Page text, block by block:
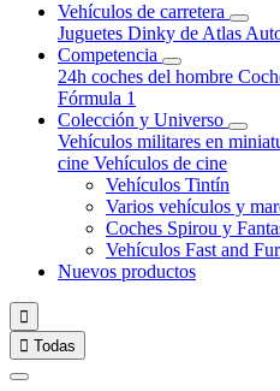
Vehículos de carretera
Juguetes Dinky de Atlas
Competencia
24h coches del hombre
Fórmula 1
Colección y Universo
Vehículos militares en
cine Vehículos de cine
Vehículos Tintín
Varios vehículos y
Coches Spirou y
Vehículos Fast and
Nuevos productos

 Todas